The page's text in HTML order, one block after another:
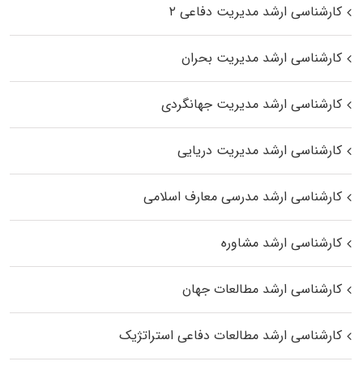
کارشناسی ارشد مدیریت دفاعی ۲
کارشناسی ارشد مدیریت بحران
کارشناسی ارشد مدیریت جهانگردی
کارشناسی ارشد مدیریت دریایی
کارشناسی ارشد مدرسی معارف اسلامی
کارشناسی ارشد مشاوره
کارشناسی ارشد مطالعات جهان
کارشناسی ارشد مطالعات دفاعی استراتژیک